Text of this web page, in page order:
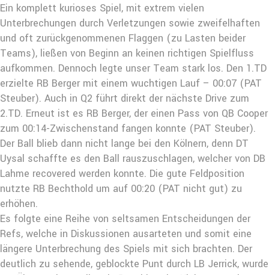
Ein komplett kurioses Spiel, mit extrem vielen
Unterbrechungen durch Verletzungen sowie zweifelhaften
und oft zurückgenommenen Flaggen (zu Lasten beider
Teams), ließen von Beginn an keinen richtigen Spielfluss
aufkommen. Dennoch legte unser Team stark los. Den 1.TD
erzielte RB Berger mit einem wuchtigen Lauf – 00:07 (PAT
Steuber). Auch in Q2 führt direkt der nächste Drive zum
2.TD. Erneut ist es RB Berger, der einen Pass von QB Cooper
zum 00:14-Zwischenstand fangen konnte (PAT Steuber).
Der Ball blieb dann nicht lange bei den Kölnern, denn DT
Uysal schaffte es den Ball rauszuschlagen, welcher von DB
Lahme recovered werden konnte. Die gute Feldposition
nutzte RB Bechthold um auf 00:20 (PAT nicht gut) zu
erhöhen.
Es folgte eine Reihe von seltsamen Entscheidungen der
Refs, welche in Diskussionen ausarteten und somit eine
längere Unterbrechung des Spiels mit sich brachten. Der
deutlich zu sehende, geblockte Punt durch LB Jerrick, wurde